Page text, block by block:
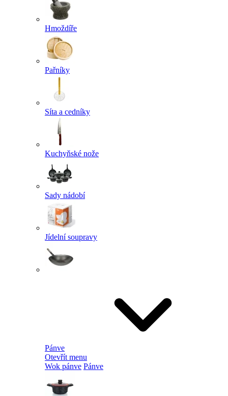
Hmoždíře
Pařníky
Síta a cedníky
Kuchyňské nože
Sady nádobí
Jídelní soupravy
Pánve
Otevřít menu
Wok pánve Pánve